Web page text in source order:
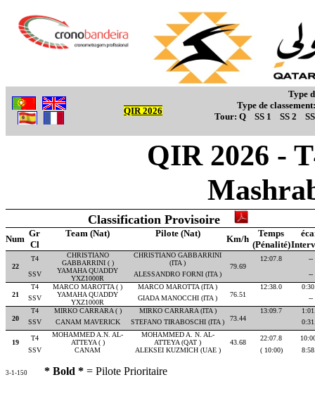
QIR 2026
Type
Type de
Tour: Q SS 1 SS 2
QIR 2026 -
Classification Provisoire
Num
Gr Team (Nat) Pilote (Nat)
Km/h
Temps
Cl
(Pénalité)
22
T4
CHRISTIANO
GABBARRINI ( )
CHRISTIANO GABBARRINI
(ITA )
79.69
12:07.8
--
SSV
YAMAHA QUADDY
YXZ1000R
ALESSANDRO FORNI (ITA ) --
21
T4 MARCO MAROTTA ( )
MARCO MAROTTA (ITA )
76.51
12:38.0
SSV
YAMAHA QUADDY
YXZ1000R
GIADA MANOCCHI (ITA ) --
20
T4 MIRKO CARRARA ( )
MIRKO CARRARA (ITA )
73.44
13:09.7
SSV
CANAM MAVERICK STEFANO TIRABOSCHI (ITA )
19
T4
MOHAMMED A.N. AL-
ATTEYA ( )
MOHAMMED A. N. AL-
ATTEYA (QAT )
43.68
22:07.8
SSV
CANAM ALEKSEI KUZMICH (UAE ) ( 10:00)
3-1-150 * Bold * = Pilote Prioritaire